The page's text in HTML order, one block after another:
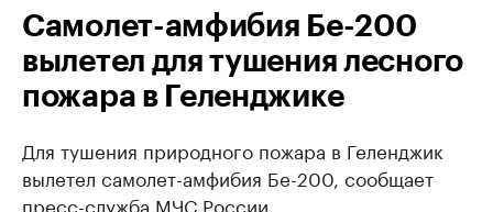
Самолет-амфибия Бе-200
вылетел для тушения лесного
пожара в Геленджике
Для тушения природного пожара в Геленджик
вылетел самолет-амфибия Бе-200, сообщает
пресс-служба МЧС России.